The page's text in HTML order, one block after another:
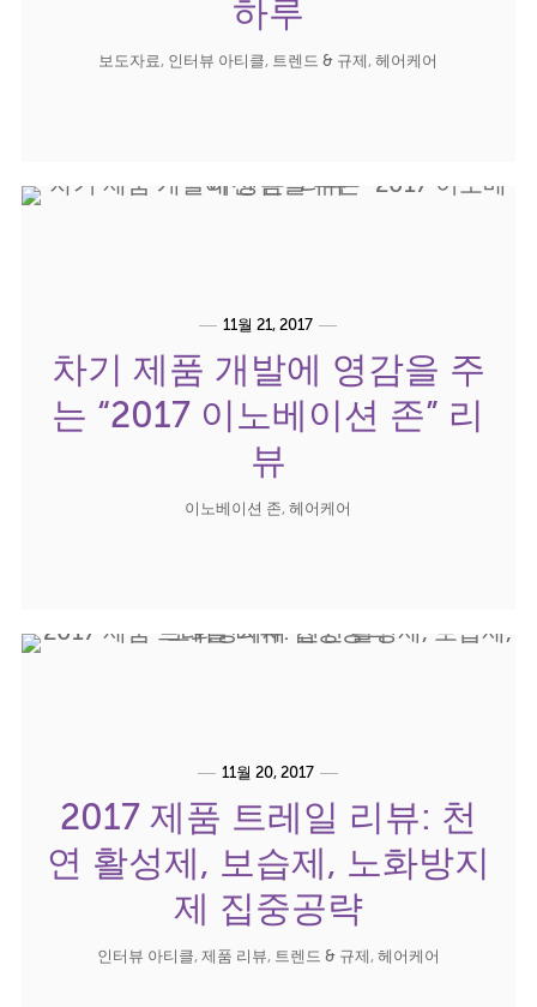
하루
보도자료, 인터뷰 아티클, 트렌드 & 규제,헤어케어
11월 21, 2017
차기 제품 개발에 영감을 주
는 “2017 이노베이션 존” 리
뷰
이노베이션 존,헤어케어
11월 20, 2017
2017 제품 트레일 리뷰: 천
연 활성제, 보습제, 노화방지
제 집중공략
인터뷰 아티클, 제품 리뷰, 트렌드 & 규제 , 헤어케어